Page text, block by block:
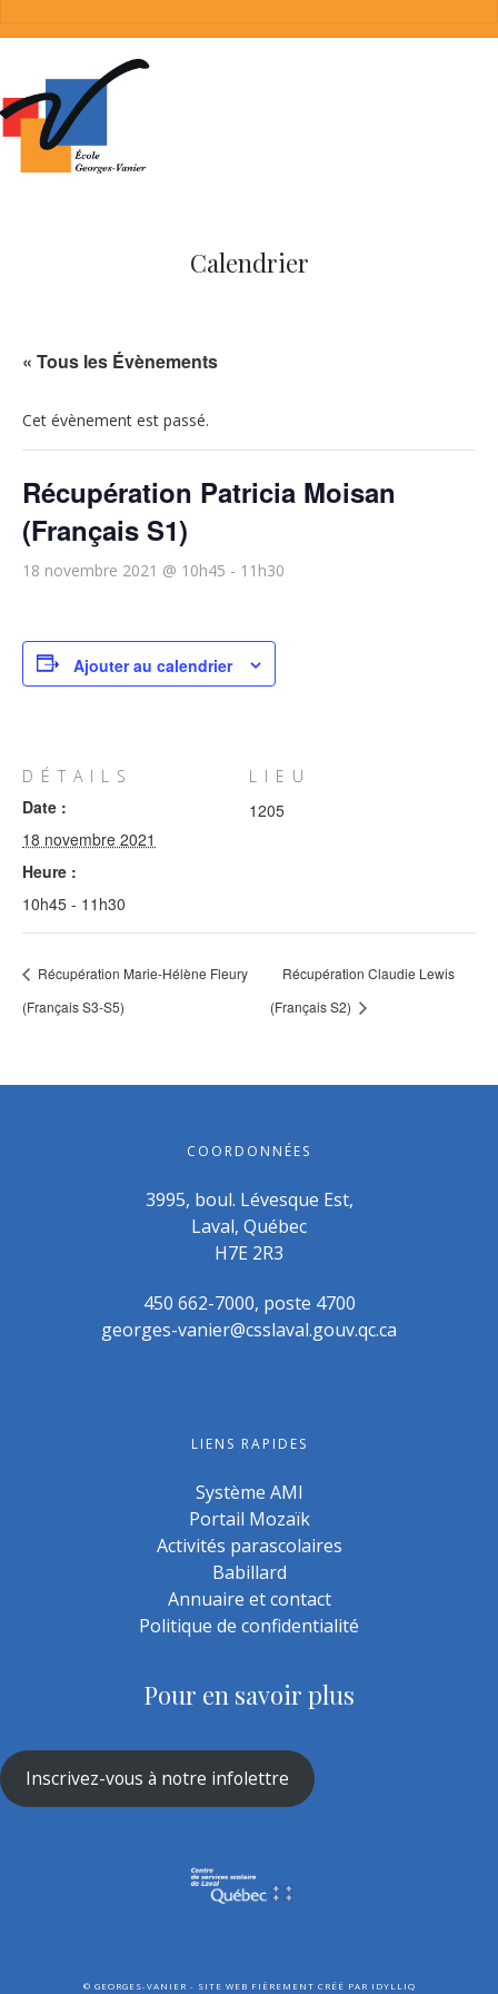
Calendrier
« Tous les Évènements
Cet évènement est passé.
Récupération Patricia Moisan
(Français S1)
18 novembre 2021 @ 10h45 - 11h30
Ajouter au calendrier
DÉTAILS
Date :
18 novembre 2021
Heure :
10h45 - 11h30
LIEU
1205
Récupération Marie-Hélène Fleury
(Français S3-S5)
Récupération Claudie Lewis
(Français S2)
COORDONNÉES
3995, boul. Lévesque Est,
Laval, Québec
H7E 2R3
450 662-7000, poste 4700
georges-vanier@csslaval.gouv.qc.ca
LIENS RAPIDES
Système AMI
Portail Mozaïk
Activités parascolaires
Babillard
Annuaire et contact
Politique de confidentialité
Pour en savoir plus
Inscrivez-vous à notre infolettre
© GEORGES-VANIER - SITE WEB FIÈREMENT CRÉÉ PAR IDYLLIQ